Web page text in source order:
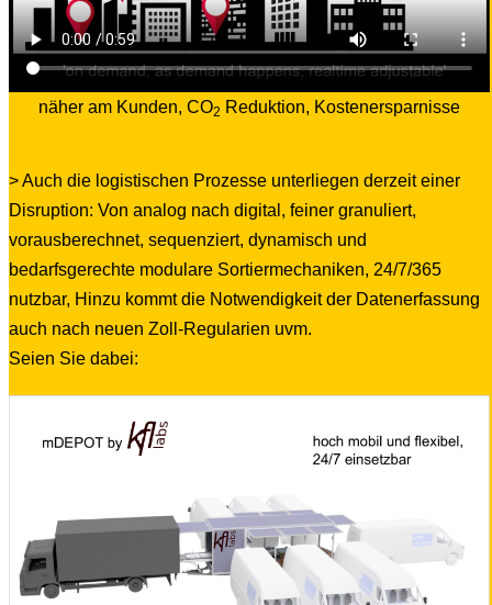
näher am Kunden, CO2 Reduktion, Kostenersparnisse
> Auch die logistischen Prozesse unterliegen derzeit einer
Disruption: Von analog nach digital, feiner granuliert,
vorausberechnet, sequenziert, dynamisch und
bedarfsgerechte modulare Sortiermechaniken, 24/7/365
nutzbar, Hinzu kommt die Notwendigkeit der Datenerfassung
auch nach neuen Zoll-Regularien uvm.
Seien Sie dabei: